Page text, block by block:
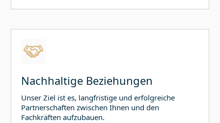
Nachhaltige Beziehungen
Unser Ziel ist es, langfristige und erfolgreiche
Partnerschaften zwischen Ihnen und den
Fachkräften aufzubauen.